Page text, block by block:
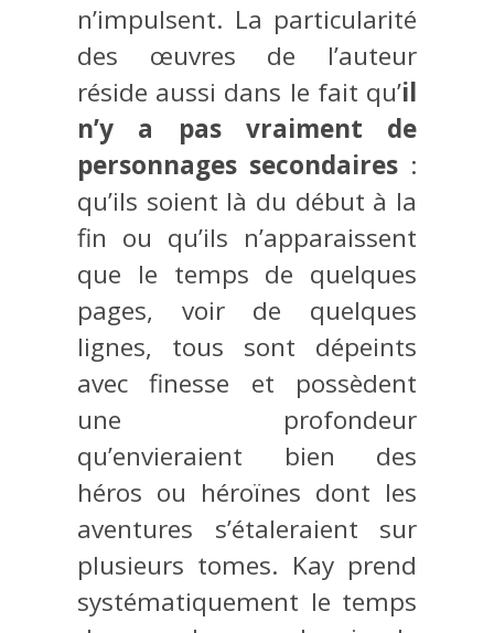
n’impulsent. La particularité
des œuvres de l’auteur
réside aussi dans le fait qu’il
n’y a pas vraiment de
personnages secondaires :
qu’ils soient là du début à la
fin ou qu’ils n’apparaissent
que le temps de quelques
pages, voir de quelques
lignes, tous sont dépeints
avec finesse et possèdent
une profondeur
qu’envieraient bien des
héros ou héroïnes dont les
aventures s’étaleraient sur
plusieurs tomes. Kay prend
systématiquement le temps